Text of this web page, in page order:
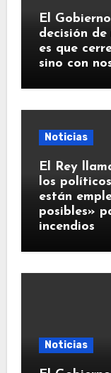
El
decisión
es que
sino con
Noticias
El Rey
los
están
posibles»
incendios
Noticias